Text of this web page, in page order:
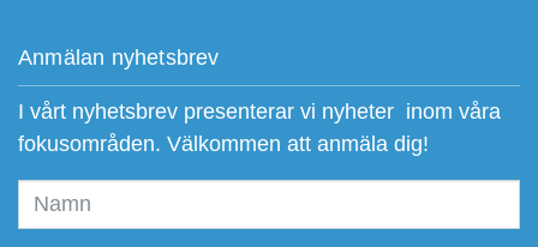
Anmälan nyhetsbrev
I vårt nyhetsbrev presenterar vi nyheter inom våra
fokusområden. Välkommen att anmäla dig!